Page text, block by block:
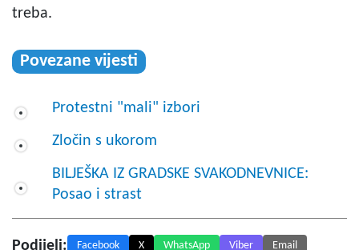
treba.
Povezane vijesti
Protestni "mali" izbori
Zločin s ukorom
BILJEŠKA IZ GRADSKE SVAKODNEVNICE:
Posao i strast
Podijeli: Facebook X WhatsApp Viber Email